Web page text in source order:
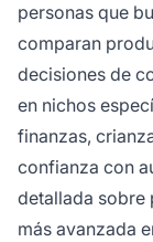
personas que
comparan
decisiones de
en nichos
finanzas,
confianza con
detallada sobre
más avanzada